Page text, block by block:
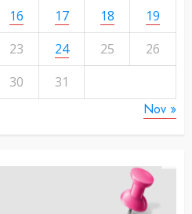
16 17 18
19
23 24 25
26
30 31
Nov »